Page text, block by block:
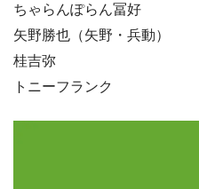
ちゃらんぽらん冨好
矢野勝也（矢野・兵動）
桂吉弥
トニーフランク